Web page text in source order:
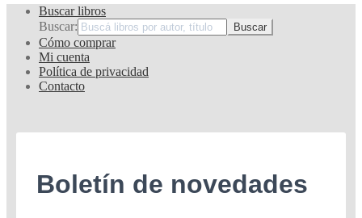
Buscar libros
Buscar:
Cómo comprar
Mi cuenta
Política de privacidad
Contacto
Boletín de novedades